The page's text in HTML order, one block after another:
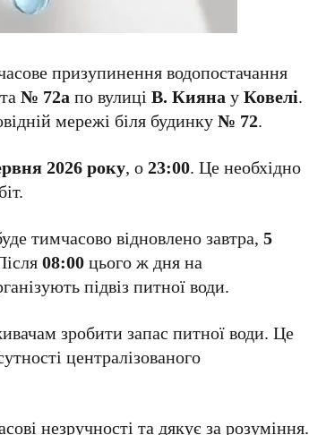
призупинення водопостачання
та№ 72апо вулиціВ. КиянауКовелі.
мережі біля будинку№ 72.
2026 року, о23:00. Це необхідно
тимчасово відновлено завтра,5
08:00цього ж дня на
підвіз питної води.
зробити запас питної води. Це
централізованого
незручності та дякує за розуміння.